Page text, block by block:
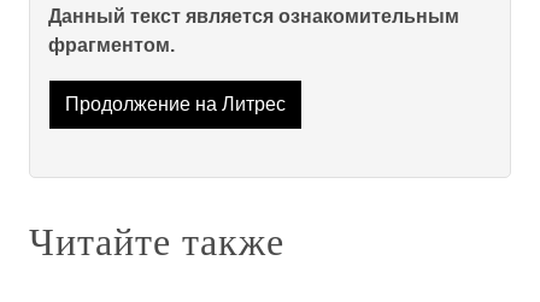
Данный текст является ознакомительным
фрагментом.
Продолжение на Литрес
Читайте также